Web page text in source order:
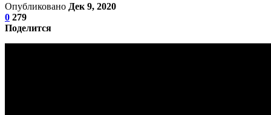
Опубликовано Дек 9, 2020
0 279
Поделится